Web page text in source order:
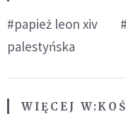
#papież leon xiv
palestyńska
WIĘCEJ W: